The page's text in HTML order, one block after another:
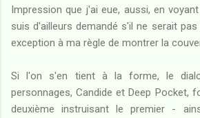
Impression que j'ai eue, aussi, en
suis d'ailleurs demandé s'il ne serait
exception à ma règle de montrer la
Si l'on s'en tient à la forme, le
personnages, Candide et Deep Pocket,
deuxième instruisant le premier -